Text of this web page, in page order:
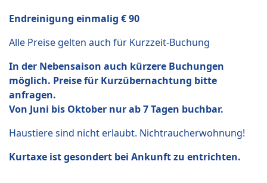
Endreinigung einmalig € 90
Alle Preise gelten auch für Kurzzeit-Buchung
In der Nebensaison auch kürzere Buchungen
möglich. Preise für Kurzübernachtung bitte
anfragen.
Von Juni bis Oktober nur ab 7 Tagen buchbar.
Haustiere sind nicht erlaubt. Nichtraucherwohnung!
Kurtaxe ist gesondert bei Ankunft zu entrichten.